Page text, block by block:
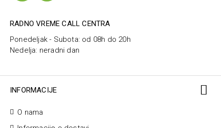
RADNO VREME CALL CENTRA
Ponedeljak - Subota: od 08h do 20h
Nedelja: neradni dan
INFORMACIJE
O nama